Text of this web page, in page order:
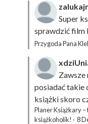
Super
sprawdzić film
Przygoda Pana
Zawsze
posiadać takie
książki skoro
Planer Książkary
książkoholik! · 8